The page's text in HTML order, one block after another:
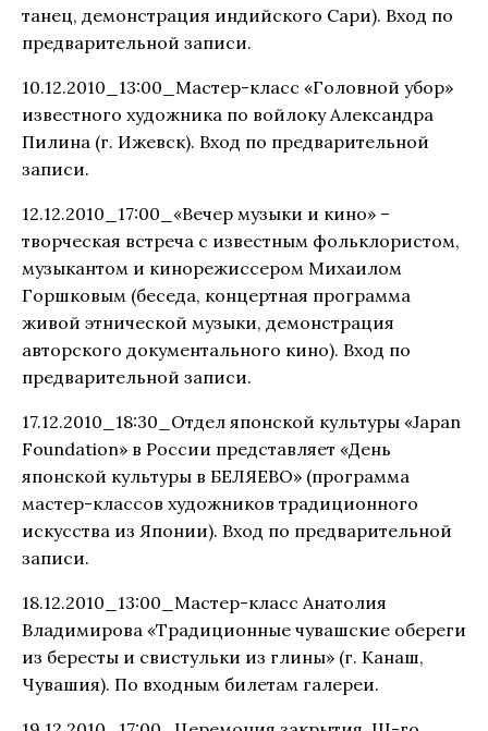
танец, демонстрация индийского Сари). Вход по
предварительной записи.
10.12.2010_13:00_Мастер-класс «Головной убор»
известного художника по войлоку Александра
Пилина (г. Ижевск). Вход по предварительной
записи.
12.12.2010_17:00_«Вечер музыки и кино» –
творческая встреча с известным фольклористом,
музыкантом и кинорежиссером Михаилом
Горшковым (беседа, концертная программа
живой этнической музыки, демонстрация
авторского документального кино). Вход по
предварительной записи.
17.12.2010_18:30_Отдел японской культуры «Japan
Foundation» в России представляет «День
японской культуры в БЕЛЯЕВО» (программа
мастер-классов художников традиционного
искусства из Японии). Вход по предварительной
записи.
18.12.2010_13:00_Мастер-класс Анатолия
Владимирова «Традиционные чувашские обереги
из бересты и свистульки из глины» (г. Канаш,
Чувашия). По входным билетам галереи.